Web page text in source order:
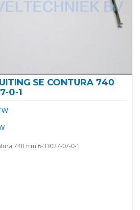
SE CONTURA 740
0-1
740 mm 6-33027-07-0-1